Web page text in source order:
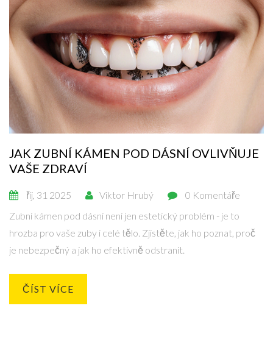
JAK ZUBNÍ KÁMEN POD DÁSNÍ OVLIVŇUJE
VAŠE ZDRAVÍ
říj, 31 2025 Viktor Hrubý
0 Komentáře
Zubní kámen pod dásní není jen estetický problém - je to
hrozba pro vaše zuby i celé tělo. Zjistěte, jak ho poznat, proč
je nebezpečný a jak ho efektivně odstranit.
ČÍST VÍCE